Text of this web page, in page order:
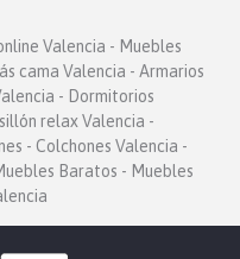
Valencia - Muebles
cama Valencia - Armarios
- Dormitorios
relax Valencia -
- Colchones Valencia -
Baratos - Muebles